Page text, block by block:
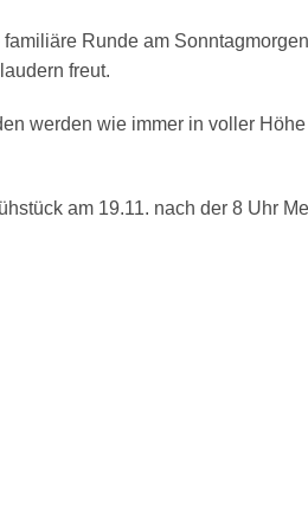
Runde am
freut.
werden wie immer in voller Höhe
am 19.11. nach der 8 Uhr